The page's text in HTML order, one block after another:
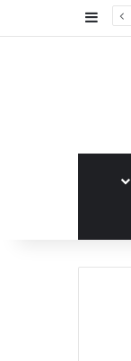
إضافة عمود